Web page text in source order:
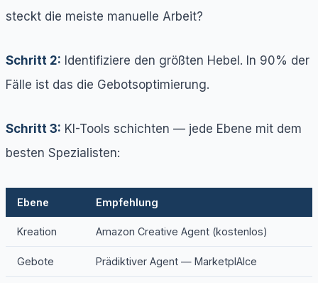
steckt die meiste manuelle Arbeit?
Schritt 2: Identifiziere den größten Hebel. In 90% der
Fälle ist das die Gebotsoptimierung.
Schritt 3: KI-Tools schichten — jede Ebene mit dem
besten Spezialisten:
Ebene Empfehlung
Kreation Amazon Creative Agent (kostenlos)
Gebote Prädiktiver Agent — MarketplAIce